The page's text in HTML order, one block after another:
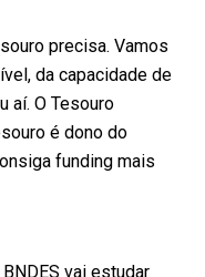
precisa. Vamos
da capacidade de
aí. O Tesouro
é dono do
funding mais
vai estudar